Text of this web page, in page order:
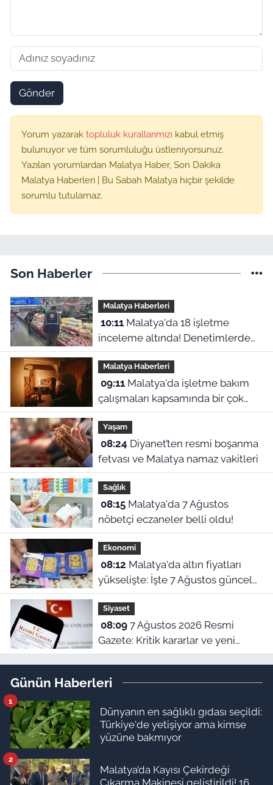
Gönder
Yorum yazarak topluluk kurallarımızı kabul etmiş
bulunuyor ve tüm sorumluluğu üstleniyorsunuz.
Yazılan yorumlardan Malatya Haber, Son Dakika
Malatya Haberleri | Bu Sabah Malatya hiçbir şekilde
sorumlu tutulamaz.
Son Haberler
Malatya Haberleri
10:11Malatya'da 18 işletme
inceleme altında! Denetimlerde
544 bin liralık ceza kesildi
Malatya Haberleri
09:11Malatya'da işletme bakım
çalışmaları kapsamında bir çok
ilçede planlı elektrik kesintileri
uygulanacak. Kesintilerin yap
Yaşam
08:24
fetvası ve Malatya namaz vakitleri
Sağlık
08:15Malatya'da 7 Ağustos
nöbetçi eczaneler belli oldu!
Ekonomi
08:12
yükselişte: İşte 7 Ağustos güncel
piyasa ekranı!
Siyaset
08:097 Ağustos 2026 Resmi
Gazete: Kritik kararlar ve yeni
yönetmelikler yürürlükte
Günün Haberleri
Dünyanın en sağlıklı gıdası seçildi:
Türkiye'de yetişiyor ama kimse
yüzüne bakmıyor
1
Malatya’da Kayısı Çekirdeği
Çıkarma Makinesi geliştirildi! 16
2